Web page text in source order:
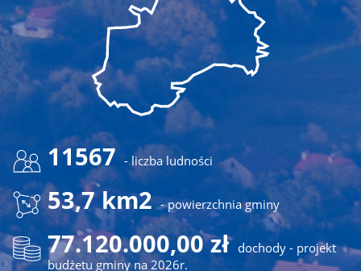
11567 - liczba ludności
53,7 km2 - powierzchnia gminy
77.120.000,00 zł dochody - projekt
budżetu gminy na 2026r.